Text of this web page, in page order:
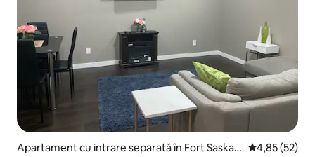
Apartament cu intrare separată în Fort Saskat
Scor mediu
4,85 (52)